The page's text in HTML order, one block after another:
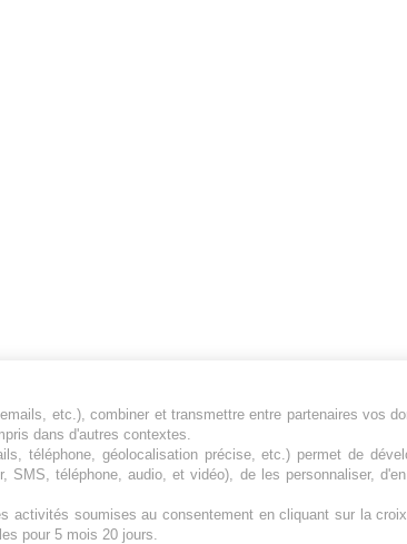
qui traite
Ligue 1 et
2 et du
by WM
Suivez-nous
etc.), combiner et transmettre entre partenaires vos
dans d'autres contextes.
téléphone, géolocalisation précise, etc.) permet de
téléphone, audio, et vidéo), de les personnaliser,
soumises au consentement en cliquant sur la
pour 5 mois 20 jours.